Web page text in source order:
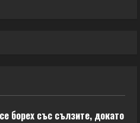
борех със сълзите, докато